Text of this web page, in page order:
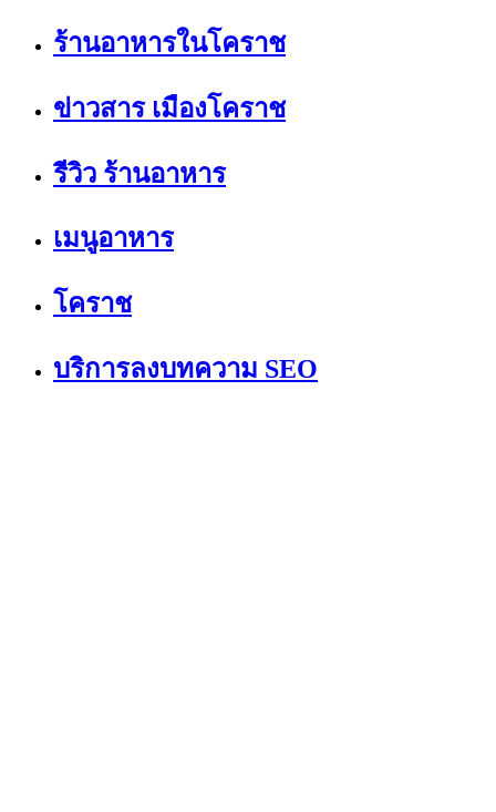
ร้านอาหารในโคราช
ข่าวสาร เมืองโคราช
รีวิว ร้านอาหาร
เมนูอาหาร
โคราช
บริการลงบทความ SEO